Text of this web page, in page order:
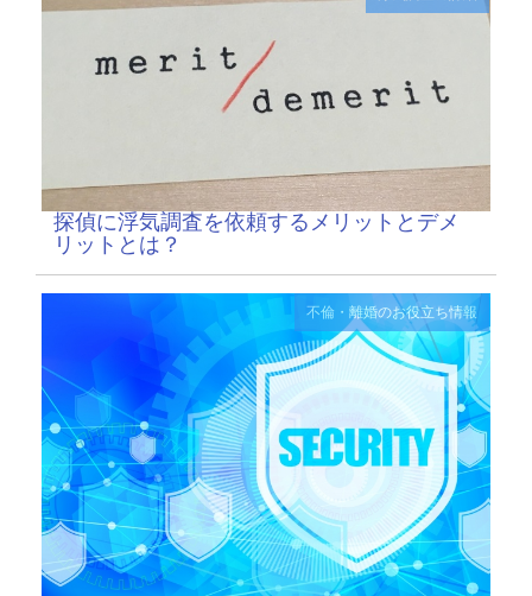
探偵に浮気調査を依頼するメリットとデメ
リットとは？
不倫・離婚のお役立ち情報